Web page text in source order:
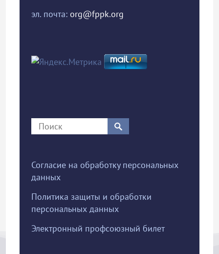
эл. почта: org@fppk.org
Согласие на обработку персональных
данных
Политика защиты и обработки
персональных данных
Электронный профсоюзный билет